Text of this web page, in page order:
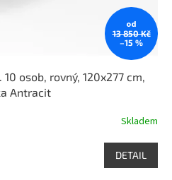
od
13 850 Kč
–15 %
10 osob, rovný, 120x277 cm,
Antracit
Skladem
DETAIL